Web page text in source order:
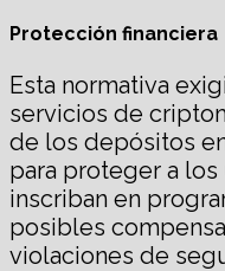
Protección financiera
Esta normativa
servicios de
de los depósitos
para proteger a
inscriban en
posibles
violaciones de